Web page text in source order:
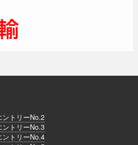
トリーNo.2
トリーNo.3
トリーNo.4